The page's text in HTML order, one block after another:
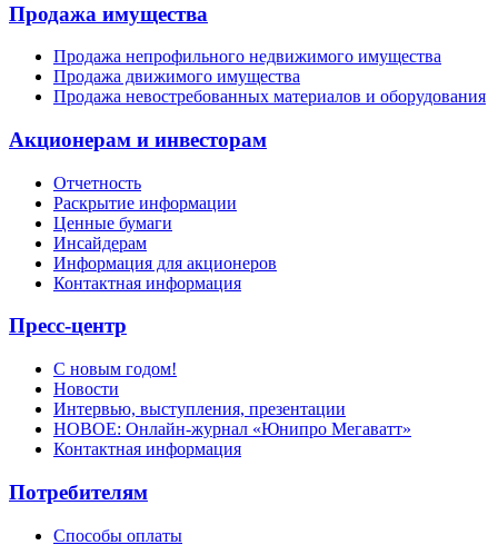
Продажа имущества
Продажа непрофильного недвижимого имущества
Продажа движимого имущества
Продажа невостребованных материалов и оборудования
Акционерам и инвесторам
Отчетность
Раскрытие информации
Ценные бумаги
Инсайдерам
Информация для акционеров
Контактная информация
Пресс-центр
С новым годом!
Новости
Интервью, выступления, презентации
НОВОЕ: Онлайн-журнал «Юнипро Мегаватт»
Контактная информация
Потребителям
Способы оплаты